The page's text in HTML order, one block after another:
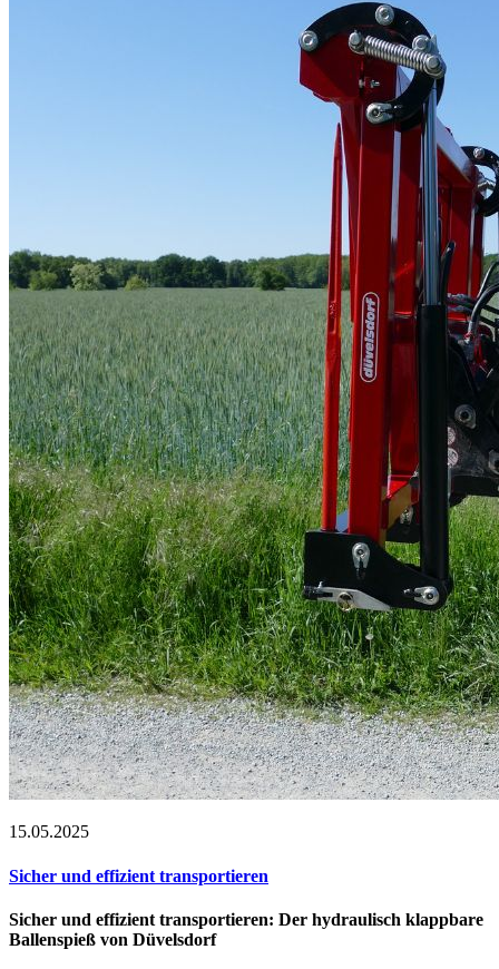
15.05.2025
Sicher und effizient transportieren
Sicher und effizient transportieren: Der hydraulisch klappbare
Ballenspieß von Düvelsdorf